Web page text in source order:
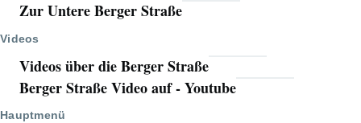
Zur Untere Berger Straße
Videos
Videos über die Berger Straße
Berger Straße Video auf - Youtube
Hauptmenü